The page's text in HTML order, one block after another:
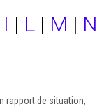
I | L | M | N
rapport de situation,